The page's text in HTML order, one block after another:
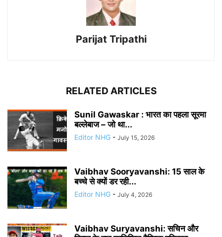
Parijat Tripathi
RELATED ARTICLES
Sunil Gawaskar : भारत का पहला सूरमा
बल्लेबाज – जो था...
Editor NHG - July 15, 2026
Vaibhav Sooryavanshi: 15 साल के
बच्चे से क्यों डर रही...
Editor NHG - July 4, 2026
Vaibhav Suryavanshi: सचिन और